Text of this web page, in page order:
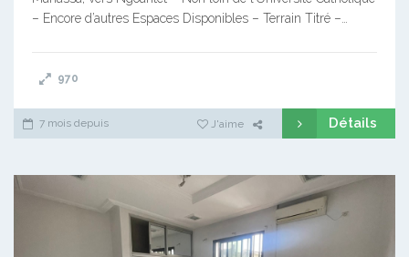
– Encore d’autres Espaces Disponibles – Terrain Titré –…
970
7 mois depuis J'aime Détails